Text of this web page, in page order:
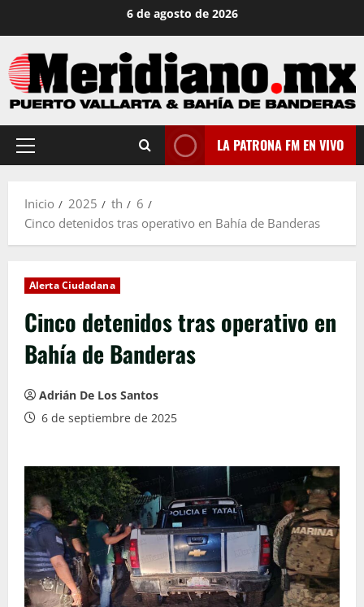
contenido
6 de agosto de 2026
Menú
LA PATRONA FM EN VIVO
Inicio 2025 th
6
Cinco detenidos tras operativo en Bahía de Banderas
Alerta Ciudadana
Cinco detenidos tras operativo en
Bahía de Banderas
Adrián De Los Santos
6 de septiembre de 2025